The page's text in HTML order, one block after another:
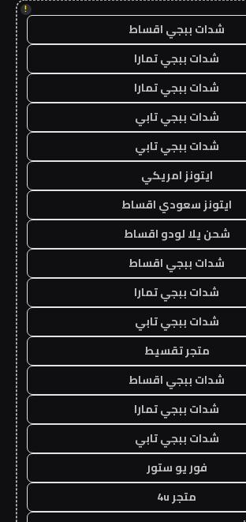
!
شدات ببجي اقساط
شدات ببجي تمارا
شدات ببجي تمارا
شدات ببجي تابي
شدات ببجي تابي
ايتونز امريكي
ايتونز سعودي اقساط
شحن يلا لودو اقساط
شدات ببجي اقساط
شدات ببجي تمارا
شدات ببجي تابي
متجر تقسيط
شدات ببجي اقساط
شدات ببجي تمارا
شدات ببجي تابي
فور يو ستور
متجر 4u